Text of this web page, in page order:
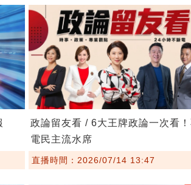
政論留友看 / 6大王牌政論一次看
電民主流水席
直播時間：2026/07/14 13:47